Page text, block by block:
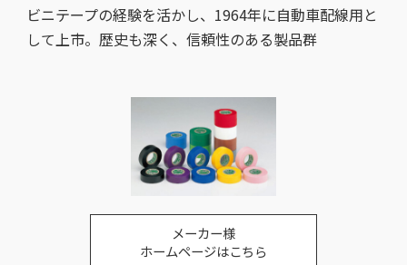
ビニテープの経験を活かし、1964年に自動車配線用と
して上市。歴史も深く、信頼性のある製品群
メーカー様
ホームページはこちら